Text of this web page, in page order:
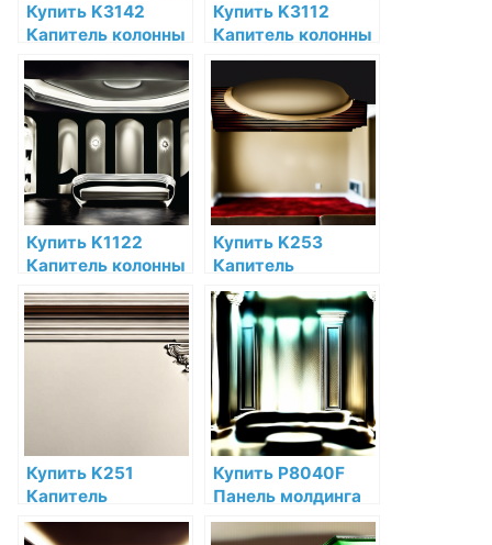
Купить K3142
Капитель колонны
Orac Decor
Полиуретан по
низкой цене в
интернет-
магазине
Купить K3112
Капитель колонны
Orac Decor
Полиуретан по
низкой цене в
интернет-
магазине
Купить K1122
Капитель колонны
Orac Decor
Полиуретан по
низкой цене в
Купить K253
Капитель
пилястры Orac
Decor Полиуретан
по низкой цене в
интернет-
магазине
Купить K251
Капитель
пилястры Orac
Купить P8040F
Панель молдинга
гибкая Orac Decor